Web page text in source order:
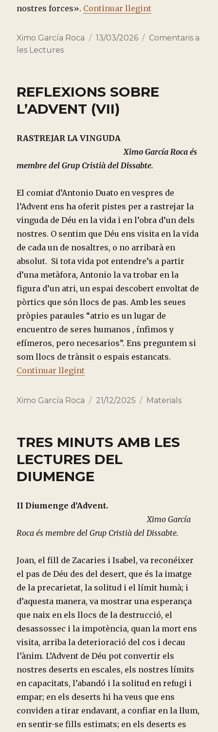
nostres forces». Continuar llegint“TRES MINUTS
Autor
Ximo García Roca
Publicado
13/03/2026 Categorías
Comentaris a
les Lectures
REFLEXIONS SOBRE
L’ADVENT (VII)
RASTREJAR LA VINGUDA
Ximo García Roca és
membre del Grup Cristià del Dissabte.
El comiat d’Antonio Duato en vespres de
l’Advent ens ha oferit pistes per a rastrejar la
vinguda de Déu en la vida i en l’obra d’un dels
nostres. O sentim que Déu ens visita en la vida
de cada un de nosaltres, o no arribarà en
absolut. Si tota vida pot entendre’s a partir
d’una metàfora, Antonio la va trobar en la
figura d’un atri, un espai descobert envoltat de
pòrtics que són llocs de pas. Amb les seues
pròpies paraules “atrio es un lugar de
encuentro de seres humanos , ínfimos y
efímeros, pero necesarios”. Ens preguntem si
som llocs de trànsit o espais estancats.
Continuar llegint“REFLEXIONS SOBRE L’ADVENT
Autor
Ximo García Roca
Publicado
21/12/2025 Categorías
Materials
TRES MINUTS AMB LES
LECTURES DEL
DIUMENGE
II Diumenge d’Advent.
Ximo García
Roca és membre del Grup Cristià del Dissabte.
Joan, el fill de Zacaries i Isabel, va reconéixer
el pas de Déu des del desert, que és la imatge
de la precarietat, la solitud i el límit humà; i
d’aquesta manera, va mostrar una esperança
que naix en els llocs de la destrucció, el
desassossec i la impotència, quan la mort ens
visita, arriba la deterioració del cos i decau
l’ànim. L’Advent de Déu pot convertir els
nostres deserts en escales, els nostres límits
en capacitats, l’abandó i la solitud en refugi i
empar; en els deserts hi ha veus que ens
conviden a tirar endavant, a confiar en la llum,
en sentir-se fills estimats; en els deserts es